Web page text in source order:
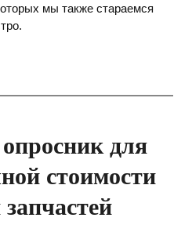
мы также стараемся
для
стоимости